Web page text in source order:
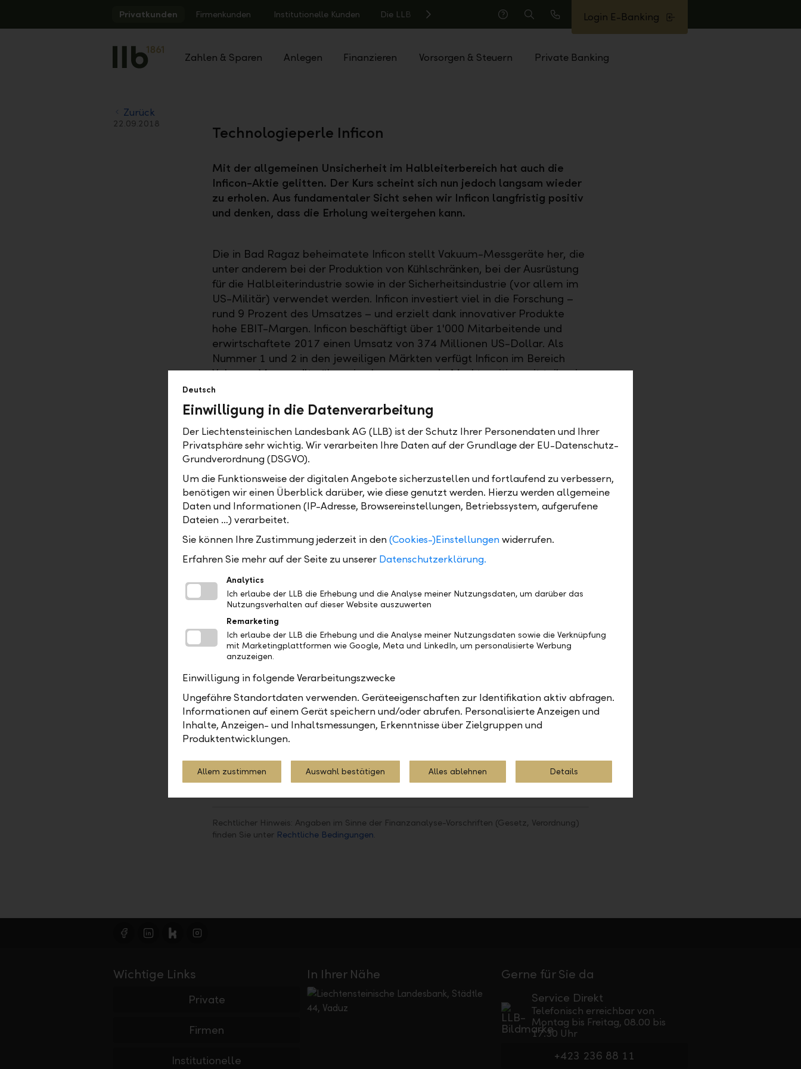
Privatkunden Firmenkunden Institutionelle Kunden Die LLB
Hilfe
Suche
Anrufen
Login E-Banking
Zahlen & Sparen Anlegen Finanzieren Vorsorgen & Steuern Private Banking
Zurück
22.09.2018 Technologieperle Inficon
Mit der allgemeinen Unsicherheit im Halbleiterbereich hat auch die
Inficon-Aktie gelitten. Der Kurs scheint sich nun jedoch langsam wieder
zu erholen. Aus fundamentaler Sicht sehen wir Inficon langfristig positiv
und denken, dass die Erholung weitergehen kann.
Die in Bad Ragaz beheimatete Inficon stellt Vakuum-Messgeräte her, die
unter anderem bei der Produktion von Kühlschränken, bei der Ausrüstung
für die Halbleiterindustrie sowie in der Sicherheitsindustrie (vor allem im
US-Militär) verwendet werden. Inficon investiert viel in die Forschung –
rund 9 Prozent des Umsatzes – und erzielt dank innovativer Produkte
hohe EBIT-Margen. Inficon beschäftigt über 1'000 Mitarbeitende und
erwirtschaftete 2017 einen Umsatz von 374 Millionen US-Dollar. Als
Nummer 1 und 2 in den jeweiligen Märkten verfügt Inficon im Bereich
Vakuum-Messgeräte über eine hervorragende Marktposition mit teilweise
über 50 Prozent Marktanteil. Das zeigt sich auch in konstant zweistelligen
Renditen auf das investierte Kapital (ROIC). Inficon hat in den letzten
zehn Jahren stets hohe Free-Cashflows erzielt. Davon profitiert der
Aktionär dank einer attraktiven Dividendenpolitik direkt. Aktuell beträgt
die Dividendenrendite über 4 Prozent. Die Bilanz von Inficon ist mit einem
Eigenkapitalanteil von über 70 Prozent äusserst solid. Für zusätzliche
Dynamik könnten in nächster Zeit neue Produkte in den Märkten
Lebensmittelverpackung und Gasleitungen sorgen. Auch die Produktion
von Batterien für elektrische Autos erfolgt grösstenteils unter Vakuum,
womit sich für Inficon ein weiterer Markt mit erheblichem
Wachstumspotenzial eröffnet hat. Insgesamt überzeugt uns Inficon als
sehr solider Nischenplayer mit hoher Profitabilität und attraktiver
Dividende.
Thomas Kühne, Fondsmanager LLB Aktien Schweiz (CHF), LLB Asset Management AG, Vaduz
Asset Management Berichte Märkte
Rechtlicher Hinweis: Angaben im Sinne der Finanzanalyse-Vorschriften (Gesetz, Verordnung)
finden Sie unter Rechtliche Bedingungen.
Gerne für Sie da
Service Direkt
Telefonisch erreichbar von
Montag bis Freitag, 08.00 bis
17.30 Uhr
+423 236 88 11
In Ihrer Nähe
Wichtige Links
Private
Firmen
Institutionelle
Deutsch
Einwilligung in die Datenverarbeitung
Der Liechtensteinischen Landesbank AG (LLB) ist der Schutz Ihrer Personendaten und Ihrer
Privatsphäre sehr wichtig. Wir verarbeiten Ihre Daten auf der Grundlage der EU-Datenschutz-
Grundverordnung (DSGVO).
Um die Funktionsweise der digitalen Angebote sicherzustellen und fortlaufend zu verbessern,
benötigen wir einen Überblick darüber, wie diese genutzt werden. Hierzu werden allgemeine
Daten und Informationen (IP-Adresse, Browsereinstellungen, Betriebssystem, aufgerufene
Dateien …) verarbeitet.
Sie können Ihre Zustimmung jederzeit in den(Cookies-)Einstellungenwiderrufen.
Erfahren Sie mehr auf der Seite zu unserer Datenschutzerklärung.
Analytics
Ich erlaube der LLB die Erhebung und die Analyse meiner Nutzungsdaten, um darüber das
Nutzungsverhalten auf dieser Website auszuwerten
Remarketing
Ich erlaube der LLB die Erhebung und die Analyse meiner Nutzungsdaten sowie die Verknüpfung
mit Marketingplattformen wie Google, Meta und LinkedIn, um personalisierte Werbung
anzuzeigen.
Einwilligung in folgende Verarbeitungszwecke
Ungefähre Standortdaten verwenden. Geräteeigenschaften zur Identifikation aktiv abfragen.
Informationen auf einem Gerät speichern und/oder abrufen. Personalisierte Anzeigen und
Inhalte, Anzeigen- und Inhaltsmessungen, Erkenntnisse über Zielgruppen und
Produktentwicklungen.
Allem zustimmen Auswahl bestätigen Alles ablehnen Details